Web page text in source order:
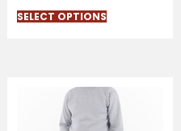
SELECT OPTIONS